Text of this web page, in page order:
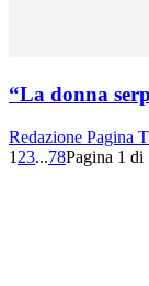
“La donna
Redazione Pagina
1 23...78Pagina 1 di